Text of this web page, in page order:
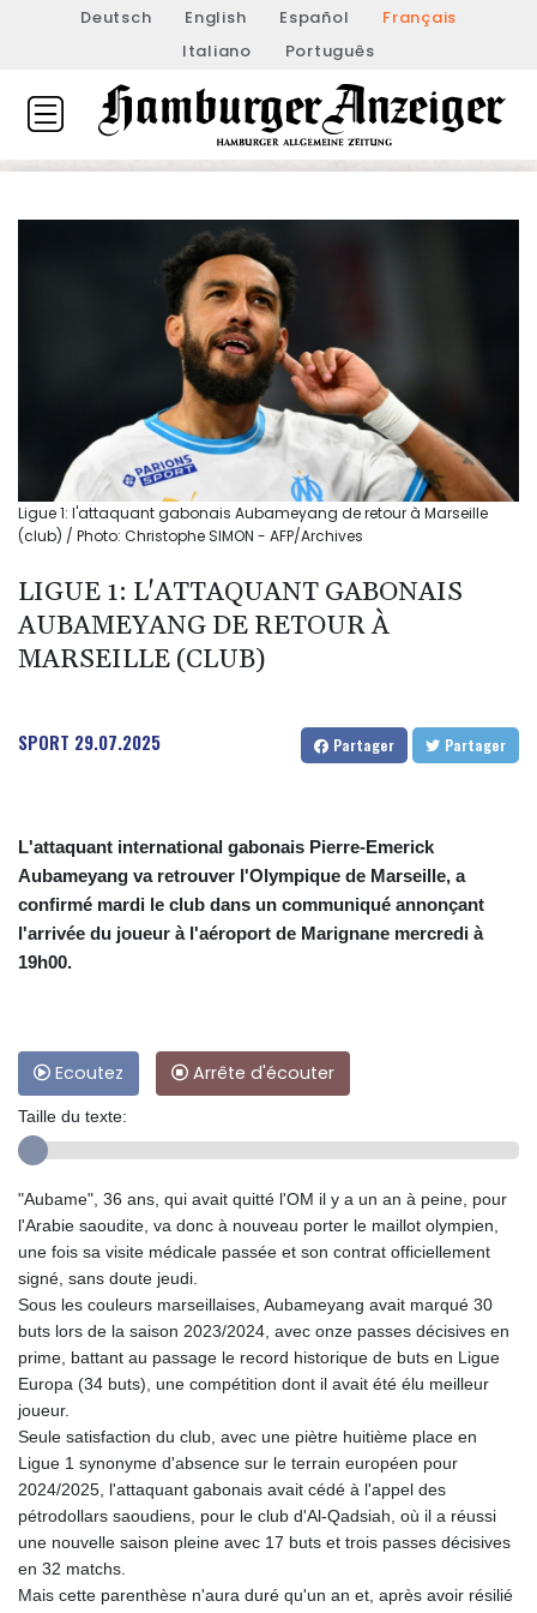
Deutsch English Español
Français
Italiano
Português
Ligue 1: l'attaquant gabonais Aubameyang de retour à Marseille
(club) / Photo: Christophe SIMON - AFP/Archives
LIGUE 1: L'ATTAQUANT GABONAIS
AUBAMEYANG DE RETOUR À
MARSEILLE (CLUB)
SPORT 29.07.2025 Partager Partager
L'attaquant international gabonais Pierre-Emerick
Aubameyang va retrouver l'Olympique de Marseille, a
confirmé mardi le club dans un communiqué annonçant
l'arrivée du joueur à l'aéroport de Marignane mercredi à
19h00.
Ecoutez Arrête d'écouter
Taille du texte:
"Aubame", 36 ans, qui avait quitté l'OM il y a un an à peine, pour
l'Arabie saoudite, va donc à nouveau porter le maillot olympien,
une fois sa visite médicale passée et son contrat officiellement
signé, sans doute jeudi.
Sous les couleurs marseillaises, Aubameyang avait marqué 30
buts lors de la saison 2023/2024, avec onze passes décisives en
prime, battant au passage le record historique de buts en Ligue
Europa (34 buts), une compétition dont il avait été élu meilleur
joueur.
Seule satisfaction du club, avec une piètre huitième place en
Ligue 1 synonyme d'absence sur le terrain européen pour
2024/2025, l'attaquant gabonais avait cédé à l'appel des
pétrodollars saoudiens, pour le club d'Al-Qadsiah, où il a réussi
une nouvelle saison pleine avec 17 buts et trois passes décisives
en 32 matchs.
Mais cette parenthèse n'aura duré qu'un an et, après avoir résilié